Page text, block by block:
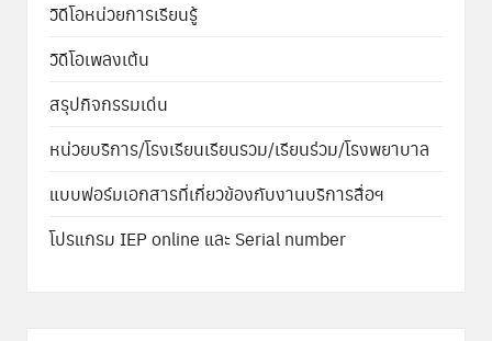
วิดีโอหน่วยการเรียนรู้
วิดีโอเพลงเต้น
สรุปกิจกรรมเด่น
หน่วยบริการ/โรงเรียนเรียนรวม/เรียนร่วม/โรงพยาบาล
แบบฟอร์มเอกสารที่เกี่ยวข้องกับงานบริการสื่อฯ
โปรแกรม IEP online และ Serial number